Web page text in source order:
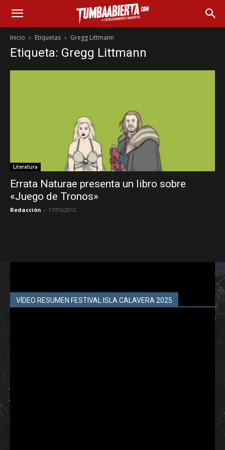
Inicio Etiquetas Gregg Littmann
Etiqueta: Gregg Littmann
Literatura
Errata Naturae presenta un libro sobre
«Juego de Tronos»
Redacción - 17/05/2012
VÍDEO RESUMEN FESTIVAL ISLA CALAVERA 2025